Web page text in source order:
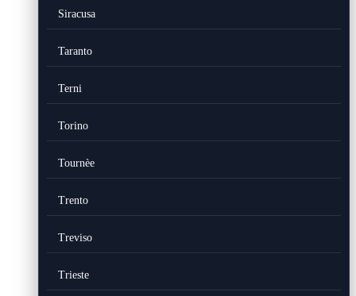
Siracusa
Taranto
Terni
Torino
Tournèe
Trento
Treviso
Trieste